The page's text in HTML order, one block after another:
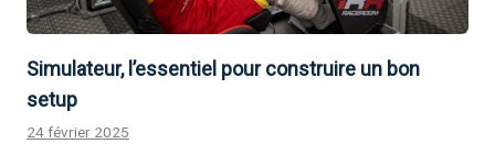
Simulateur, l’essentiel pour construire un bon
setup
24 février 2025